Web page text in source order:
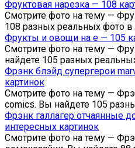
Фруктовая нарезка — 108
Смотрите фото на тему —
108 разных реальных фото
Фрукты и овощи на е — 105
Смотрите фото на тему —
найдете 105 разных
Фрэнк блэйд супергерои
картинок
Смотрите фото на тему —
comics. Вы найдете 105
Фрэнк галлагер отчаянные
интересных картинок
Смотрите фото на тему —